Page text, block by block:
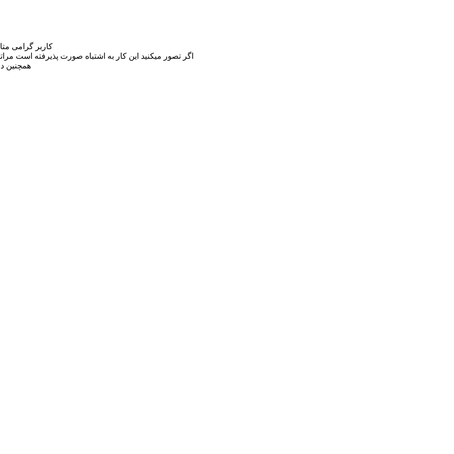
کاربر گرامی
اگر تصور میکنید این کار به اشتباه صورت پذیرفته است مراتب این مسئله را
همچنین